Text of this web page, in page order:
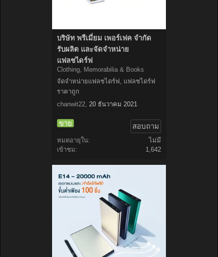
บริษัท พรีเมี่ยม เพอร์เฟค จำกัด
รับผลิต และจัดจำหน่าย
แฟลชไดร์ฟ
Clothing, Memorabilia & Books
จัดจำหน่ายแฟลชไดร์ฟ, แฟลชไดร์ฟ
ราคาถูก
chanwit22, 20 ธันวาคม 2021
ขาย สอบถาม
หมดอายุใน:
ไม่มี
เข้าชม:
1,642